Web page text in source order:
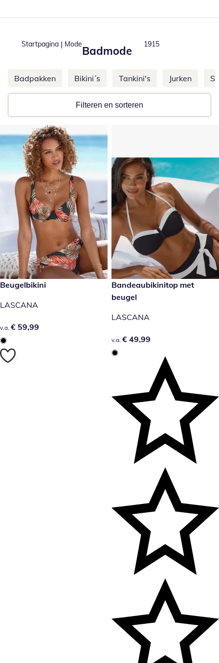
Startpagina | Mode
Badmode
Total number of
1915
Meer categorieën overslaan
Badpakken Bikini´s Tankini's Jurken
Filteren en sorteren
€ 59,99
Beugelbikini
LASCANA
€ 59,99
v.a. € 59,99
€ 49,99
Bandeaubikinitop met
beugel
LASCANA
€ 49,99
v.a. € 49,99